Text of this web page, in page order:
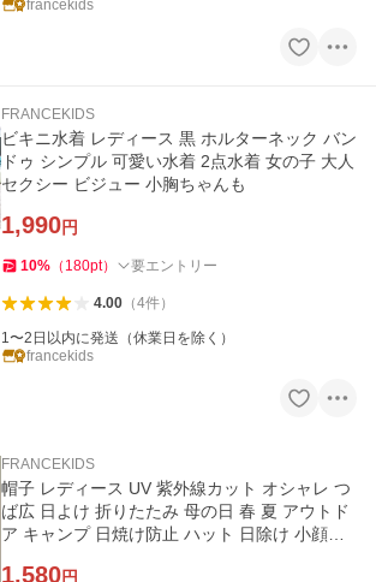
francekids
FRANCEKIDS
ビキニ水着 レディース 黒 ホルターネック バン
ドゥ シンプル 可愛い水着 2点水着 女の子 大人
セクシー ビジュー 小胸ちゃんも
1,990円
10% （ 180pt） 要エントリー
4.00（4件）
1〜2日以内に発送（休業日を除く）
francekids
FRANCEKIDS
帽子 レディース UV 紫外線カット オシャレ つ
ば広 日よけ 折りたたみ 母の日 春 夏 アウトド
ア キャンプ 日焼け防止 ハット 日除け 小顔効
1,580円